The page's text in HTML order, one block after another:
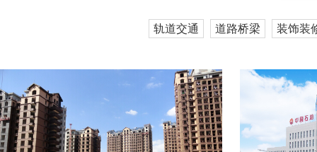
轨道交通 道路桥梁 装饰装